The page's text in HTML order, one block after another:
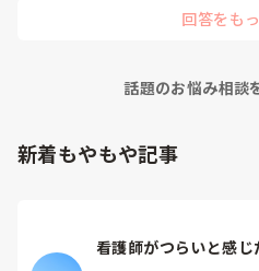
回答をも
話題のお悩み相談
新着もやもや記事
看護師がつらいと感じ